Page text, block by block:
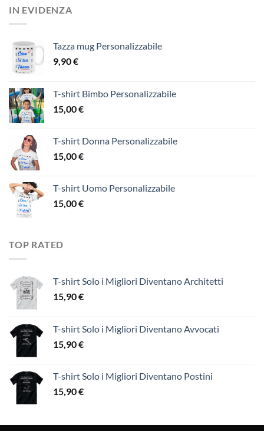
IN EVIDENZA
Tazza mug Personalizzabile
9,90€
T-shirt Bimbo Personalizzabile
15,00€
T-shirt Donna Personalizzabile
15,00€
T-shirt Uomo Personalizzabile
15,00€
TOP RATED
T-shirt Solo i Migliori Diventano Architetti
15,90€
T-shirt Solo i Migliori Diventano Avvocati
15,90€
T-shirt Solo i Migliori Diventano Postini
15,90€